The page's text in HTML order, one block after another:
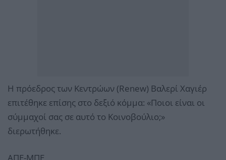
Η πρόεδρος των Κεντρώων (Renew) Βαλερί Χαγιέρ
επιτέθηκε επίσης στο δεξιό κόμμα: «Ποιοι είναι οι
σύμμαχοί σας σε αυτό το Κοινοβούλιο;»
διερωτήθηκε.